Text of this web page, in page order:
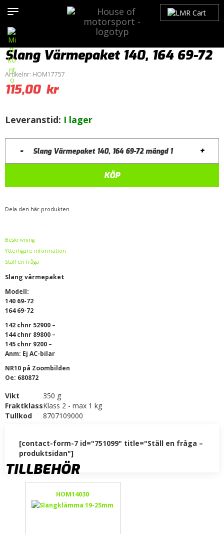
Bilmärken>Volvo> 100-Serien>Kylsystem>
Slangar
> Slang Värmepaket 140, 164 69-72
Slang Värmepaket 140, 164 69-72
Artikelnr: HOM17757
115,00 kr
Leveranstid: I lager
- Slang Värmepaket 140, 164 69-72 mängd +
KÖP
Dela den här produkten
Beskrivning
Ytterligare information
Ställ en fråga
Slang värmepaket
Modell:
140 69-72
164 69-72
142 chnr 52900 –
144 chnr 89800 –
145 chnr 9200 –
Anm: Ej AC-bilar
NR10 på Zoombilden
Oe: 680872
Vikt
350 g
FraktklassKlass 2 - max 1 kg
Tullkod
8707109000
[contact-form-7 id="751099" title="Ställ en fråga –
produktsidan"]
TILLBEHÖR
HOM14030